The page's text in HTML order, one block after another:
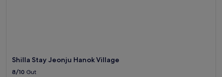
Shilla Stay Jeonju Hanok Village
8/10 Gut